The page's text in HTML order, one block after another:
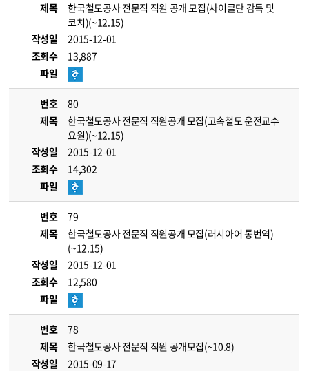
제목
한국철도공사 전문직 직원 공개 모집(사이클단 감독 및
코치)(~12.15)
작성일
2015-12-01
조회수
13,887
파일
번호
80
제목
한국철도공사 전문직 직원공개 모집(고속철도 운전교수
요원)(~12.15)
작성일
2015-12-01
조회수
14,302
파일
번호
79
제목
한국철도공사 전문직 직원공개 모집(러시아어 통번역)
(~12.15)
작성일
2015-12-01
조회수
12,580
파일
번호
78
제목
한국철도공사 전문직 직원 공개모집(~10.8)
작성일
2015-09-17